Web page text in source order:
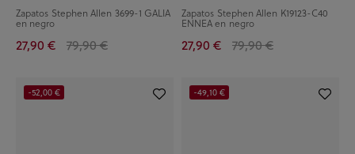
Zapatos Stephen Allen 3699-1 GALIA
en negro
27,90 € 79,90 €
Zapatos Stephen Allen K19123-C40
ENNEA en negro
27,90 € 79,90 €
-52,00 € -49,10 €